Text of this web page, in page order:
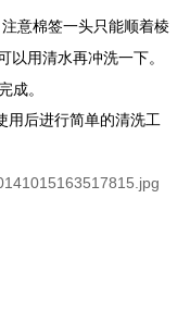
意棉签一头只能顺着棱
以用清水再冲洗一下。
成。
用后进行简单的清洗工